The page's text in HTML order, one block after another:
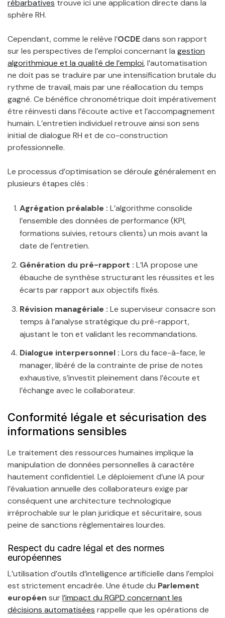
rébarbatives trouve ici une application directe dans la
sphère RH.
Cependant, comme le relève l’OCDEdans son rapport
sur les perspectives de l’emploi concernant la gestion
algorithmique et la qualité de l’emploi, l’automatisation
ne doit pas se traduire par une intensification brutale du
rythme de travail, mais par une réallocation du temps
gagné. Ce bénéfice chronométrique doit impérativement
être réinvesti dans l’écoute active et l’accompagnement
humain. L’entretien individuel retrouve ainsi son sens
initial de dialogue RH et de co-construction
professionnelle.
Le processus d’optimisation se déroule généralement en
plusieurs étapes clés :
Agrégation préalable : L’algorithme consolide
l’ensemble des données de performance (KPI,
formations suivies, retours clients) un mois avant la
date de l’entretien.
Génération du pré-rapport : L’IA propose une
ébauche de synthèse structurant les réussites et les
écarts par rapport aux objectifs fixés.
Révision managériale : Le superviseur consacre son
temps à l’analyse stratégique du pré-rapport,
ajustant le ton et validant les recommandations.
Dialogue interpersonnel : Lors du face-à-face, le
manager, libéré de la contrainte de prise de notes
exhaustive, s’investit pleinement dans l’écoute et
l’échange avec le collaborateur.
Conformité légale et sécurisation des
informations sensibles
Le traitement des ressources humaines implique la
manipulation de données personnelles à caractère
hautement confidentiel. Le déploiement d’une IA pour
l’évaluation annuelle des collaborateurs exige par
conséquent une architecture technologique
irréprochable sur le plan juridique et sécuritaire, sous
peine de sanctions réglementaires lourdes.
Respect du cadre légal et des normes
européennes
L’utilisation d’outils d’intelligence artificielle dans l’emploi
est strictement encadrée. Une étude du Parlement
européen surl’impact du RGPD concernant les
décisions automatisées rappelle que les opérations de